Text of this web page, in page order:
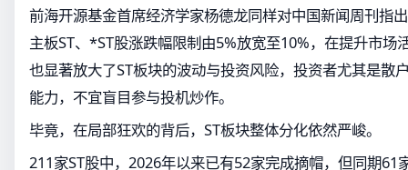
前海开源基金首席经济学家杨德龙同样对中国新闻周刊指
主板ST、*ST股涨跌幅限制由5%放宽至10%，在提升市场
也显著放大了ST板块的波动与投资风险，投资者尤其是散
能力，不宜盲目参与投机炒作。
毕竟，在局部狂欢的背后，ST板块整体分化依然严峻。
211家ST股中，2026年以来已有52家完成摘帽，但同期61